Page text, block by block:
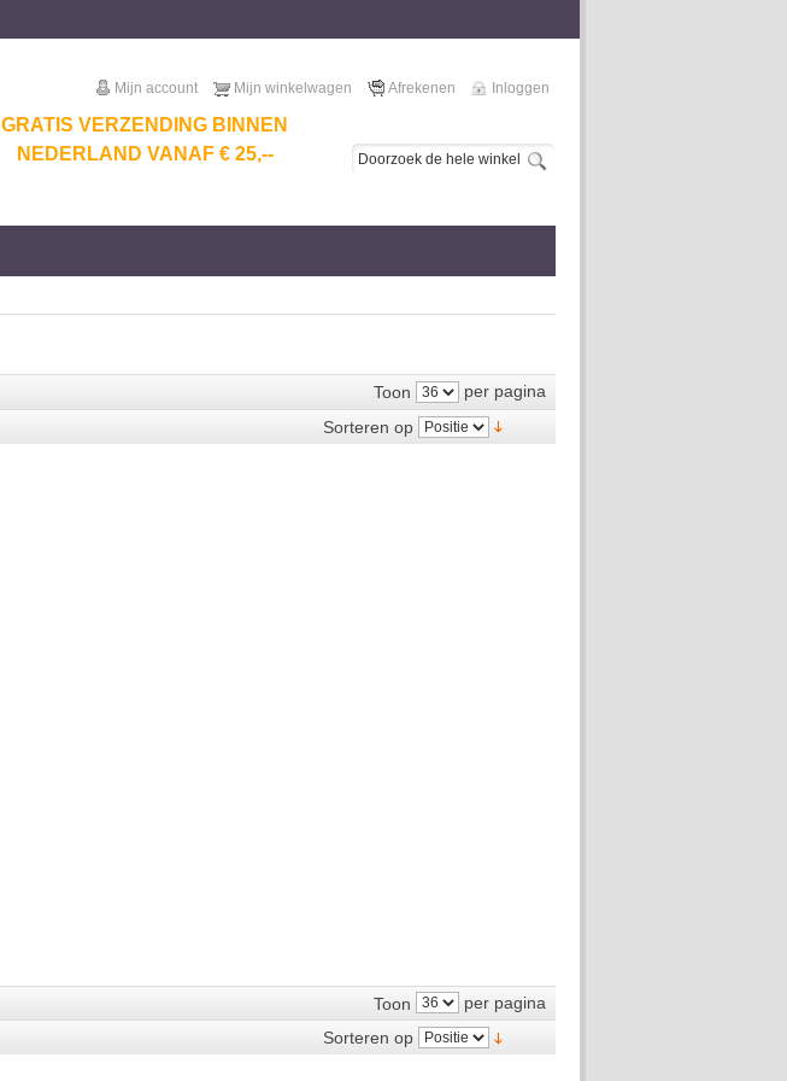
GRATIS VERZENDING BINNEN
NEDERLAND VANAF € 25,--
Mijn account Mijn winkelwagen Afrekenen Inloggen
Toon
per pagina
Sorteren op
Toon
per pagina
Sorteren op